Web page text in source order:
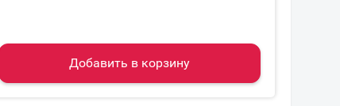
Добавить в корзину